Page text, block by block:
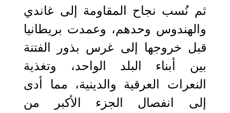
ثم نُسب نجاح المقاومة إلى غاندي
والهندوس وحدهم، وعمدت بريطانيا
قبل خروجها إلى غرس بذور الفتنة
بين أبناء البلد الواحد، وتغذية
النعرات العرقية والدينية، مما أدى
إلى انفصال الجزء الأكبر من